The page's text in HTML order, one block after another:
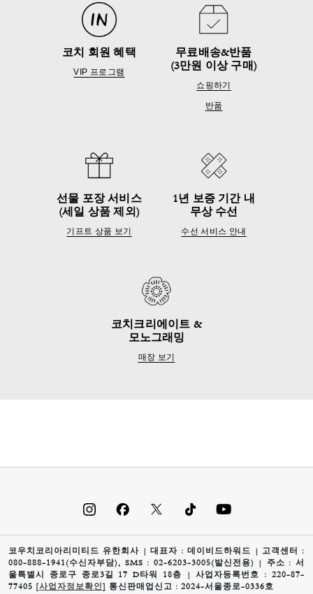
코치 회원 혜택
VIP 프로그램
무료배송&반품
(3만원 이상 구매)
쇼핑하기
반품
선물 포장 서비스
(세일 상품 제외)
기프트 상품 보기
1년 보증 기간 내
무상 수선
수선 서비스 안내
코치크리에이트 &
모노그래밍
매장 보기
코우치코리아리미티드 유한회사 | 대표자 : 데이비드하워드 | 고객센터 :
080-888-1941(수신자부담), SMS : 02-6203-3005(발신전용) | 주소 : 서
울특별시 종로구 종로3길 17 D타워 18층 | 사업자등록번호 : 220-87-
77405
[사업자정보확인] 통신판매업신고 : 2024-서울종로-0336호